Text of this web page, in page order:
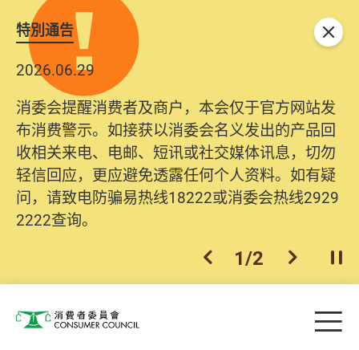
特別通告
2026.06.29
消委会提醒消费者及商户，本会仅于官方网站发
布消费警示。如接获以消委会名义发出的产品回
收相关来电、电邮、短讯或社交媒体讯息，切勿
轻信回应，更应避免透露任何个人资料。如有疑
问，请致电防骗易热线18222或消委会热线2929
2222查询。
上一个
1/2 下一个开
关闭
消费者委员会 目